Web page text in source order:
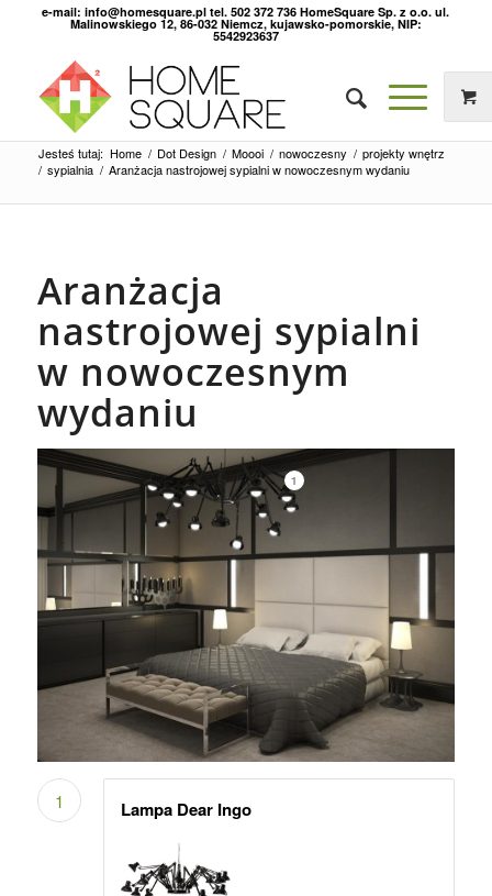
e-mail: info@homesquare.pl tel. 502 372 736 HomeSquare Sp. z o.o. ul.
Malinowskiego 12, 86-032 Niemcz, kujawsko-pomorskie, NIP:
5542923637
Jesteś tutaj: Home / Dot Design / Moooi / nowoczesny / projekty wnętrz
/ sypialnia / Aranżacja nastrojowej sypialni w nowoczesnym wydaniu
Aranżacja
nastrojowej sypialni
w nowoczesnym
wydaniu
1
1 Lampa Dear Ingo